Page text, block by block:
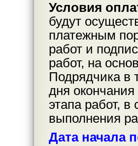
Условия
будут
платежным
работ и
работ, на
Подрядчика в
дня окончания
этапа работ, в
выполнения
Дата начала